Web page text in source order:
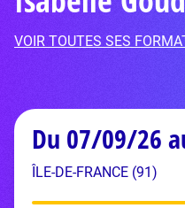
VOIR TOUTES SES
Du 07/09/26
ÎLE-DE-FRANCE (91)